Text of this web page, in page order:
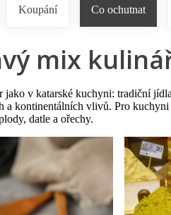
Koupání Co ochutnat
mix
v katarské kuchyni: tradiční
kontinentálních vlivů. Pro
datle a ořechy.